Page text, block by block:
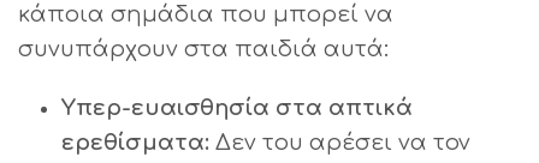
κάποια σημάδια που μπορεί να
συνυπάρχουν στα παιδιά αυτά:
Υπερ-ευαισθησία στα απτικά
ερεθίσματα: Δεν του αρέσει να τον